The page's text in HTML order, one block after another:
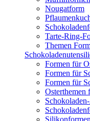
Nougatform
Tarte-Ring-
Themen
Formen für
Formen für
Formen für
Osterthemen